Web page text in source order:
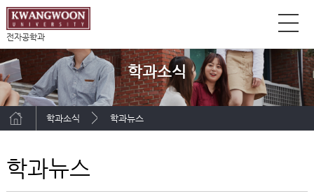
전자공학과
학과소식
학과소식 학과뉴스
학과뉴스